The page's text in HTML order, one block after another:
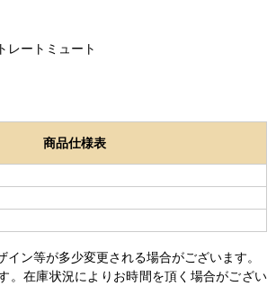
レートミュート
商品仕様表
ン等が多少変更される場合がございます。
。在庫状況によりお時間を頂く場合がござい